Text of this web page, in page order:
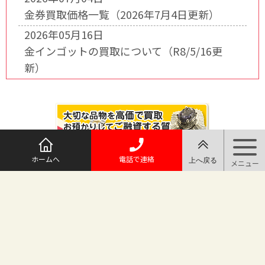
金券買取価格一覧（2026年7月4日更新）
2026年05月16日
金インゴットの買取について（R8/5/16更
新）
ホームへ 電話で連絡